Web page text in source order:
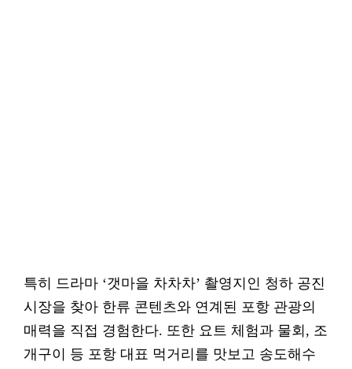
특히 드라마 ‘갯마을 차차차’ 촬영지인 청하 공진
시장을 찾아 한류 콘텐츠와 연계된 포항 관광의
매력을 직접 경험한다. 또한 요트 체험과 물회, 조
개구이 등 포항 대표 먹거리를 맛보고 송도해수